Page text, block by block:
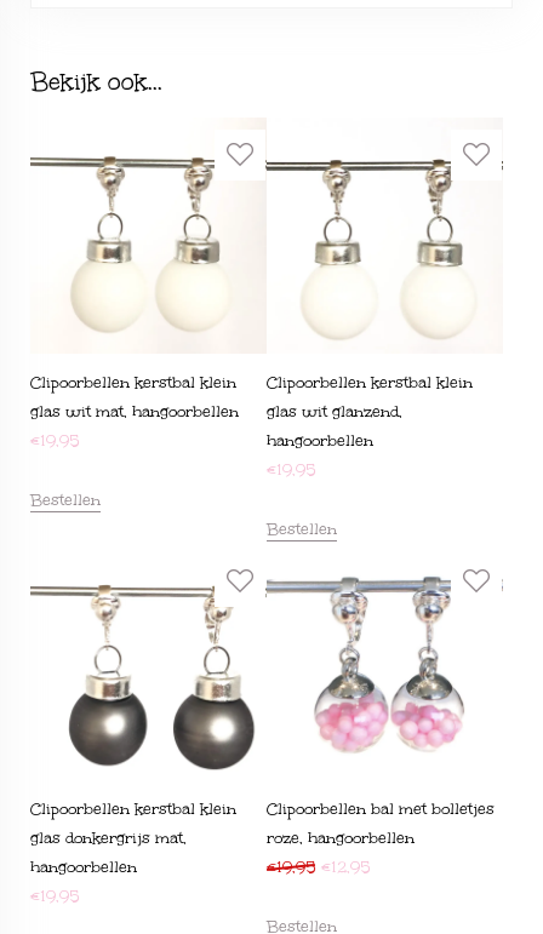
Bekijk ook...
Clipoorbellen kerstbal klein
glas wit mat, hangoorbellen
€19,95
Bestellen
Clipoorbellen kerstbal klein
glas wit glanzend,
hangoorbellen
€19,95
Bestellen
Clipoorbellen kerstbal klein
glas donkergrijs mat,
hangoorbellen
€19,95
Clipoorbellen bal met bolletjes
roze, hangoorbellen
€19,95 €12,95
Bestellen